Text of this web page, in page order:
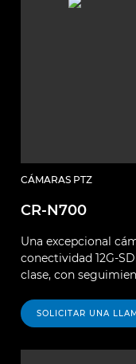
CÁMARAS PTZ
CR-N700
Una excepcional
conectividad 12G-
clase, con
SOLICITAR UNA